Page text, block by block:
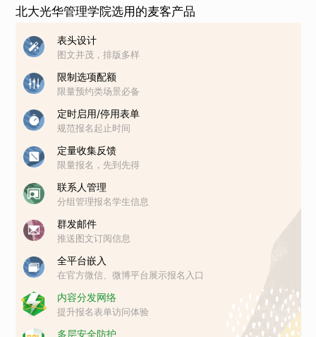
北大光华管理学院选用的麦客产品
表头设计
图文并茂，排版多样
限制选项配额
限量预约类场景必备
定时启用/停用表单
规范报名起止时间
定量收集反馈
限量报名，先到先得
联系人管理
分组管理报名学生信息
群发邮件
推送图文订阅信息
全平台嵌入
在官方微信、微博平台展示报名入口
内容分发网络
提升报名表单访问体验
多层安全防护